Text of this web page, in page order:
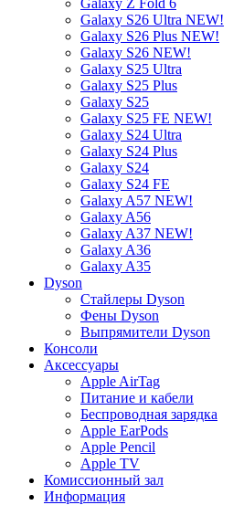
Galaxy Z Fold 6
Galaxy S26 Ultra NEW!
Galaxy S26 Plus NEW!
Galaxy S26 NEW!
Galaxy S25 Ultra
Galaxy S25 Plus
Galaxy S25
Galaxy S25 FE NEW!
Galaxy S24 Ultra
Galaxy S24 Plus
Galaxy S24
Galaxy S24 FE
Galaxy A57 NEW!
Galaxy A56
Galaxy A37 NEW!
Galaxy A36
Galaxy A35
Dyson
Стайлеры Dyson
Фены Dyson
Выпрямители Dyson
Консоли
Аксессуары
Apple AirTag
Питание и кабели
Беспроводная зарядка
Apple EarPods
Apple Pencil
Apple TV
Комиссионный зал
Информация